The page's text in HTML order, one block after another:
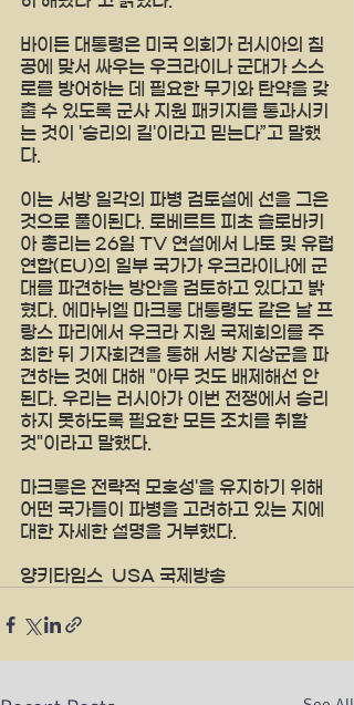
바이든 대통령은 미국 의회가 러시아의 침
공에 맞서 싸우는 우크라이나 군대가 스스
로를 방어하는 데 필요한 무기와 탄약을 갖
출 수 있도록 군사 지원 패키지를 통과시키
는 것이 '승리의 길'이라고 믿는다”고 말했
다.
이는 서방 일각의 파병 검토설에 선을 그은
것으로 풀이된다. 로베르트 피초 슬로바키
아 총리는 26일 TV 연설에서 나토 및 유럽
연합(EU)의 일부 국가가 우크라이나에 군
대를 파견하는 방안을 검토하고 있다고 밝
혔다. 에마뉘엘 마크롱 대통령도 같은 날 프
랑스 파리에서 우크라 지원 국제회의를 주
최한 뒤 기자회견을 통해 서방 지상군을 파
견하는 것에 대해 "아무 것도 배제해선 안
된다. 우리는 러시아가 이번 전쟁에서 승리
하지 못하도록 필요한 모든 조치를 취할
것"이라고 말했다.
마크롱은 전략적 모호성'을 유지하기 위해
어떤 국가들이 파병을 고려하고 있는 지에
대한 자세한 설명을 거부했다.
양키타임스  USA 국제방송